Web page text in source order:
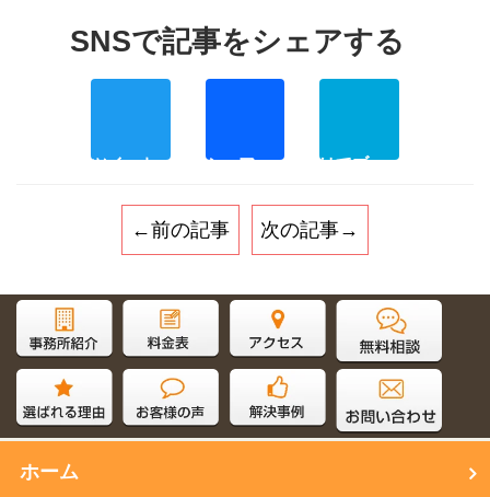
←前の記事 次の記事→
サイト内検索
ホーム